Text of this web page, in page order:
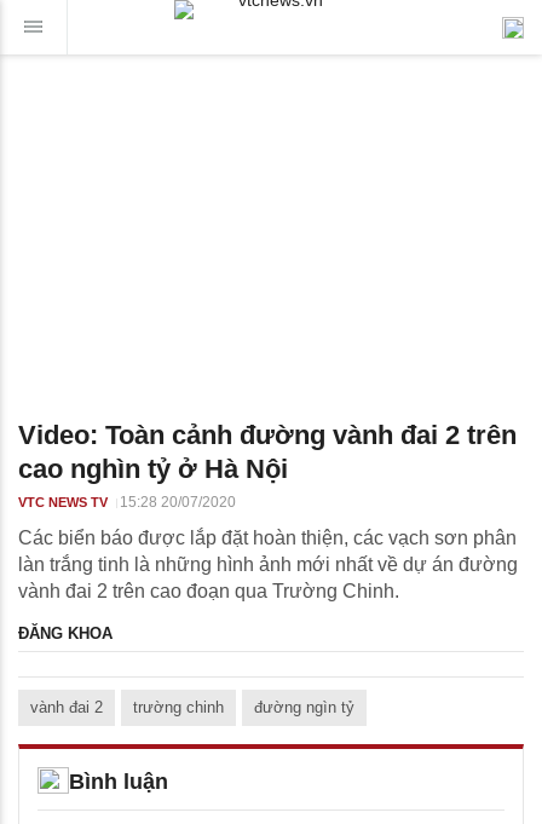
Video: Toàn cảnh đường vành đai 2 trên
cao nghìn tỷ ở Hà Nội
VTC NEWS TV 15:28 20/07/2020
Các biển báo được lắp đặt hoàn thiện, các vạch sơn phân
làn trắng tinh là những hình ảnh mới nhất về dự án đường
vành đai 2 trên cao đoạn qua Trường Chinh.
ĐĂNG KHOA
vành đai 2 trường chinh đường ngìn tỷ
Bình luận